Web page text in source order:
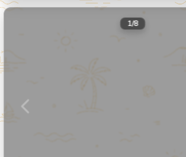
1/8